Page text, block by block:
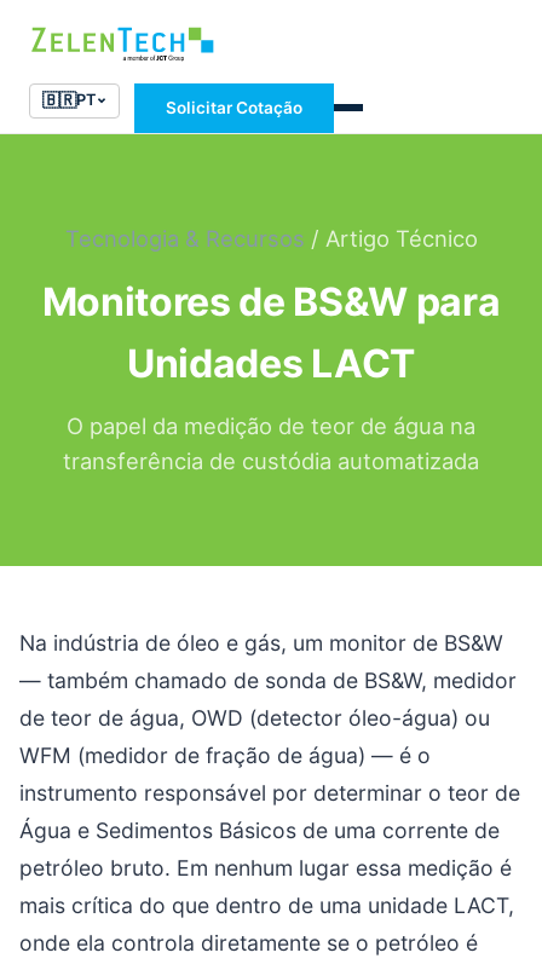
🇧🇷PT Solicitar Cotação
Tecnologia & Recursos / Artigo Técnico
Monitores de BS&W para
Unidades LACT
O papel da medição de teor de água na
transferência de custódia automatizada
Na indústria de óleo e gás, um monitor de BS&W
— também chamado de sonda de BS&W, medidor
de teor de água, OWD (detector óleo-água) ou
WFM (medidor de fração de água) — é o
instrumento responsável por determinar o teor de
Água e Sedimentos Básicos de uma corrente de
petróleo bruto. Em nenhum lugar essa medição é
mais crítica do que dentro de uma unidade LACT,
onde ela controla diretamente se o petróleo é